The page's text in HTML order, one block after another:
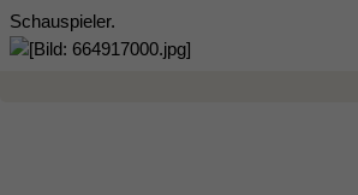
Schauspieler.